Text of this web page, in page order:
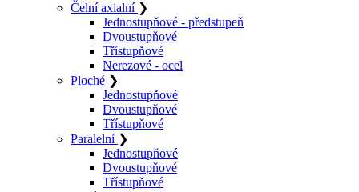
Čelní axialní ❯
Jednostupňové - předstupeň
Dvoustupňové
Třístupňové
Nerezové - ocel
Ploché ❯
Jednostupňové
Dvoustupňové
Třístupňové
Paralelní ❯
Jednostupňové
Dvoustupňové
Třístupňové